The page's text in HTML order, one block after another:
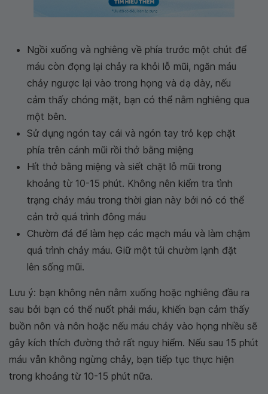
Ngồi xuống và nghiêng về phía trước một chút để
máu còn đọng lại chảy ra khỏi lỗ mũi, ngăn máu
chảy ngược lại vào trong họng và dạ dày, nếu
cảm thấy chóng mặt, bạn có thể nằm nghiêng qua
một bên.
Sử dụng ngón tay cái và ngón tay trỏ kẹp chặt
phía trên cánh mũi rồi thở bằng miệng
Hít thở bằng miệng và siết chặt lỗ mũi trong
khoảng từ 10-15 phút. Không nên kiểm tra tình
trạng chảy máu trong thời gian này bởi nó có thể
cản trở quá trình đông máu
Chườm đá để làm hẹp các mạch máu và làm chậm
quá trình chảy máu. Giữ một túi chườm lạnh đặt
lên sống mũi.
Lưu ý: bạn không nên nằm xuống hoặc nghiêng đầu ra
sau bởi bạn có thể nuốt phải máu, khiến bạn cảm thấy
buồn nôn và nôn hoặc nếu máu chảy vào họng nhiều sẽ
gây kích thích đường thở rất nguy hiểm. Nếu sau 15 phút
máu vẫn không ngừng chảy, bạn tiếp tục thực hiện
trong khoảng từ 10-15 phút nữa.